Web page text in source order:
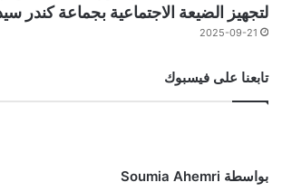
لتجهيز الضيعة الاجتماعية بجماعة كندر
2025-09-21
تابعنا على فيسبوك
بواسطة Soumia Ahemri